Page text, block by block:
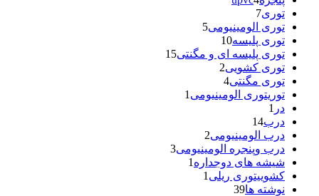
توری7
توری الومینیومی5
توری پلیسه10
توری پلیسه ای و مگنتی15
توری کشویی2
توری مگنتی4
توریتوری الومینیومی 1
در 1
درب14
درب الومینیومی2
درب وپنجره الومینیومی3
شیشه های دوجداره 1
کشوییتوری ریلی 1
نوشته ها39